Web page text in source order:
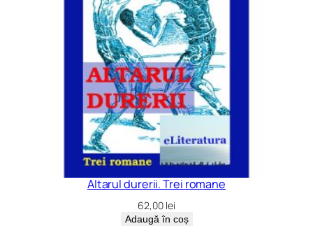
Altarul durerii. Trei romane
62,00 lei
Adaugă în coș